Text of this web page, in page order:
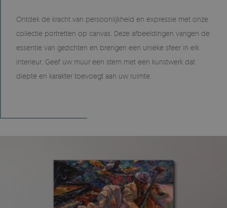
Ontdek de kracht van persoonlijkheid en expressie met onze
collectie portretten op canvas. Deze afbeeldingen vangen de
essentie van gezichten en brengen een unieke sfeer in elk
interieur. Geef uw muur een stem met een kunstwerk dat
diepte en karakter toevoegt aan uw ruimte.